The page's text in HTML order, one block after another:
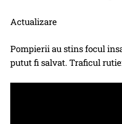
Actualizare
Pompierii au stins focul
putut fi salvat. Traficul